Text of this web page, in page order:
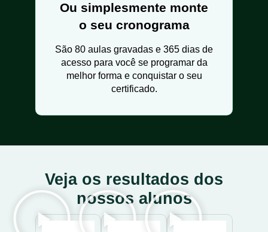
Ou simplesmente monte
o seu cronograma
São 80 aulas gravadas e 365 dias de
acesso para você se programar da
melhor forma e conquistar o seu
certificado.
Veja os resultados dos
nossos alunos